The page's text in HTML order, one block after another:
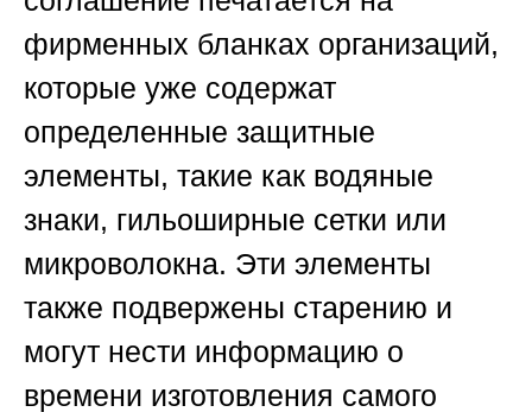
фирменных бланках организаций,
которые уже содержат
определенные защитные
элементы, такие как водяные
знаки, гильоширные сетки или
микроволокна. Эти элементы
также подвержены старению и
могут нести информацию о
времени изготовления самого